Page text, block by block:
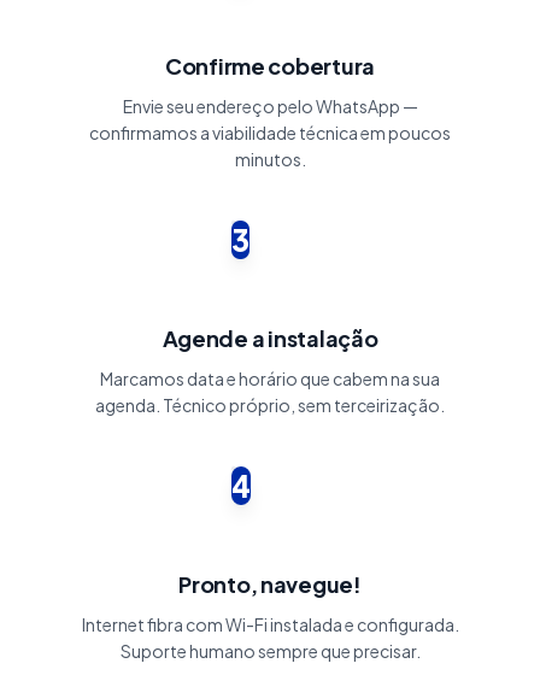
Confirme cobertura
Envie seu endereço pelo WhatsApp —
confirmamos a viabilidade técnica em poucos
minutos.
3
Agende a instalação
Marcamos data e horário que cabem na sua
agenda. Técnico próprio, sem terceirização.
4
Pronto, navegue!
Internet fibra com Wi-Fi instalada e configurada.
Suporte humano sempre que precisar.